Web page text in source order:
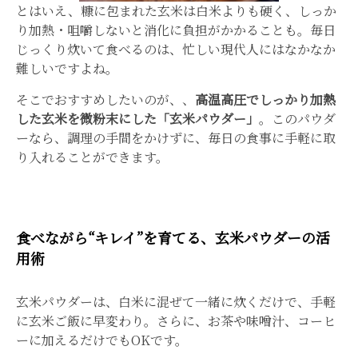
とはいえ、糠に包まれた玄米は白米よりも硬く、しっか
り加熱・咀嚼しないと消化に負担がかかることも。毎日
じっくり炊いて食べるのは、忙しい現代人にはなかなか
難しいですよね。
そこでおすすめしたいのが、、 高温高圧でしっかり加熱
した玄米を微粉末にした「玄米パウダー」 。このパウダ
ーなら、調理の手間をかけずに、毎日の食事に手軽に取
り入れることができます。
食べながら“キレイ”を育てる、玄米パウダーの活
用術
玄米パウダーは、白米に混ぜて一緒に炊くだけで、手軽
に玄米ご飯に早変わり。さらに、お茶や味噌汁、コーヒ
ーに加えるだけでもOKです。